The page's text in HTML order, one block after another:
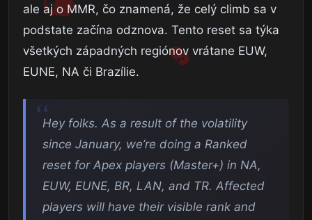
ale aj o MMR, čo znamená, že celý climb sa v
podstate začína odznova. Tento reset sa týka
všetkých západných regiónov vrátane EUW,
EUNE, NA či Brazílie.
Hey folks. As a result of the volatility
since January, we’re doing a Ranked
reset for Apex players (Master+) in NA,
EUW, EUNE, BR, LAN, and TR. Affected
players will have their visible rank and